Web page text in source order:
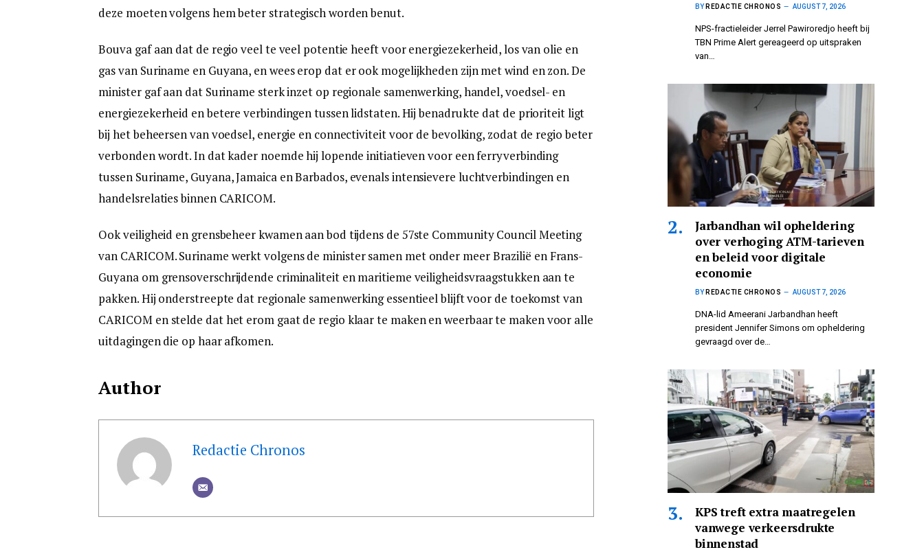
deze moeten volgens hem beter strategisch worden benut.
Bouva gaf aan dat de regio veel te veel potentie heeft voor energiezekerheid, los van olie en
gas van Suriname en Guyana, en wees erop dat er ook mogelijkheden zijn met wind en zon. De
minister gaf aan dat Suriname sterk inzet op regionale samenwerking, handel, voedsel- en
energiezekerheid en betere verbindingen tussen lidstaten. Hij benadrukte dat de prioriteit ligt
bij het beheersen van voedsel, energie en connectiviteit voor de bevolking, zodat de regio beter
verbonden wordt. In dat kader noemde hij lopende initiatieven voor een ferryverbinding
tussen Suriname, Guyana, Jamaica en Barbados, evenals intensievere luchtverbindingen en
handelsrelaties binnen CARICOM.
Ook veiligheid en grensbeheer kwamen aan bod tijdens de 57ste Community Council Meeting
van CARICOM. Suriname werkt volgens de minister samen met onder meer Brazilië en Frans-
Guyana om grensoverschrijdende criminaliteit en maritieme veiligheidsvraagstukken aan te
pakken. Hij onderstreepte dat regionale samenwerking essentieel blijft voor de toekomst van
CARICOM en stelde dat het erom gaat de regio klaar te maken en weerbaar te maken voor alle
uitdagingen die op haar afkomen.
Author
Redactie Chronos
BY REDACTIE CHRONOS AUGUST 7, 2026
NPS-fractieleider Jerrel Pawiroredjo heeft bij
TBN Prime Alert gereageerd op uitspraken
van…
Jarbandhan wil opheldering
over verhoging ATM-tarieven
en beleid voor digitale
economie
BY REDACTIE CHRONOS AUGUST 7, 2026
DNA-lid Ameerani Jarbandhan heeft
president Jennifer Simons om opheldering
gevraagd over de…
KPS treft extra maatregelen
vanwege verkeersdrukte
binnenstad